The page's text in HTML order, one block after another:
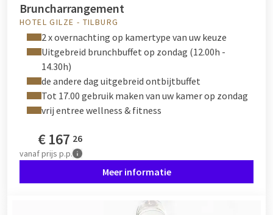
Bruncharrangement
HOTEL GILZE - TILBURG
2 x overnachting op kamertype van uw keuze
Uitgebreid brunchbuffet op zondag (12.00h -
14.30h)
de andere dag uitgebreid ontbijtbuffet
Tot 17.00 gebruik maken van uw kamer op zondag
vrij entree wellness & fitness
€167 26
vanafprijs p.p.
Meer informatie